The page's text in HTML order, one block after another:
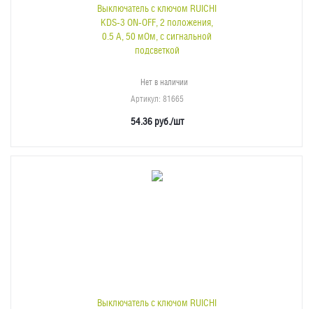
Выключатель с ключом RUICHI
KDS-3 ON-OFF, 2 положения,
0.5 А, 50 мОм, с сигнальной
подсветкой
Нет в наличии
Артикул: 81665
54.36руб./шт
Выключатель с ключом RUICHI